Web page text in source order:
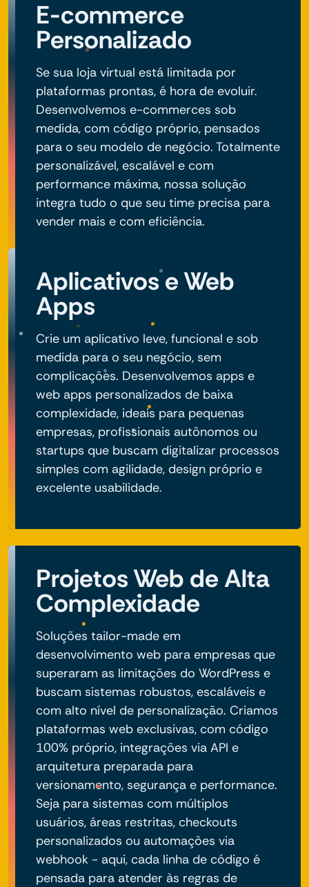
E-commerce
Personalizado
Se sua loja virtual está limitada por
plataformas prontas, é hora de evoluir.
Desenvolvemos e-commerces sob
medida, com código próprio, pensados
para o seu modelo de negócio. Totalmente
personalizável, escalável e com
performance máxima, nossa solução
integra tudo o que seu time precisa para
vender mais e com eficiência.
Aplicativos e Web
Apps
Crie um aplicativo leve, funcional e sob
medida para o seu negócio, sem
complicações. Desenvolvemos apps e
web apps personalizados de baixa
complexidade, ideais para pequenas
empresas, profissionais autônomos ou
startups que buscam digitalizar processos
simples com agilidade, design próprio e
excelente usabilidade.
Projetos Web de Alta
Complexidade
Soluções tailor-made em
desenvolvimento web para empresas que
superaram as limitações do WordPress e
buscam sistemas robustos, escaláveis e
com alto nível de personalização. Criamos
plataformas web exclusivas, com código
100% próprio, integrações via API e
arquitetura preparada para
versionamento, segurança e performance.
Seja para sistemas com múltiplos
usuários, áreas restritas, checkouts
personalizados ou automações via
webhook - aqui, cada linha de código é
pensada para atender às regras de